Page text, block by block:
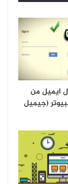
ايميل من
(جيميل